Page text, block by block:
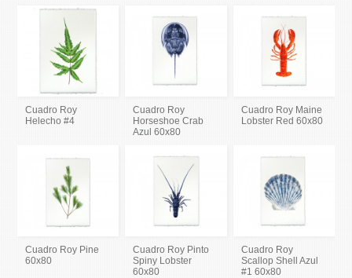
Cuadro Roy
Helecho #4
Cuadro Roy
Horseshoe Crab
Azul 60x80
Cuadro Roy Maine
Lobster Red 60x80
Cuadro Roy Pine
60x80
Cuadro Roy Pinto
Spiny Lobster
60x80
Cuadro Roy
Scallop Shell Azul
#1 60x80